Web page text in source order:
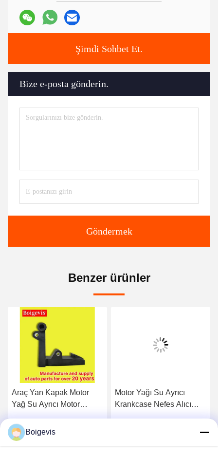
Şimdi Sohbet Et.
Bize e-posta gönderin.
Göndermek
Benzer ürünler
Araç Yan Kapak Motor
Yağ Su Ayrıcı Motor
03C103774 16V için 1.6
En İyi Fiyatı Alın
Motor Yağı Su Ayrıcı
Krankcase Nefes Alıcı
Boigevis